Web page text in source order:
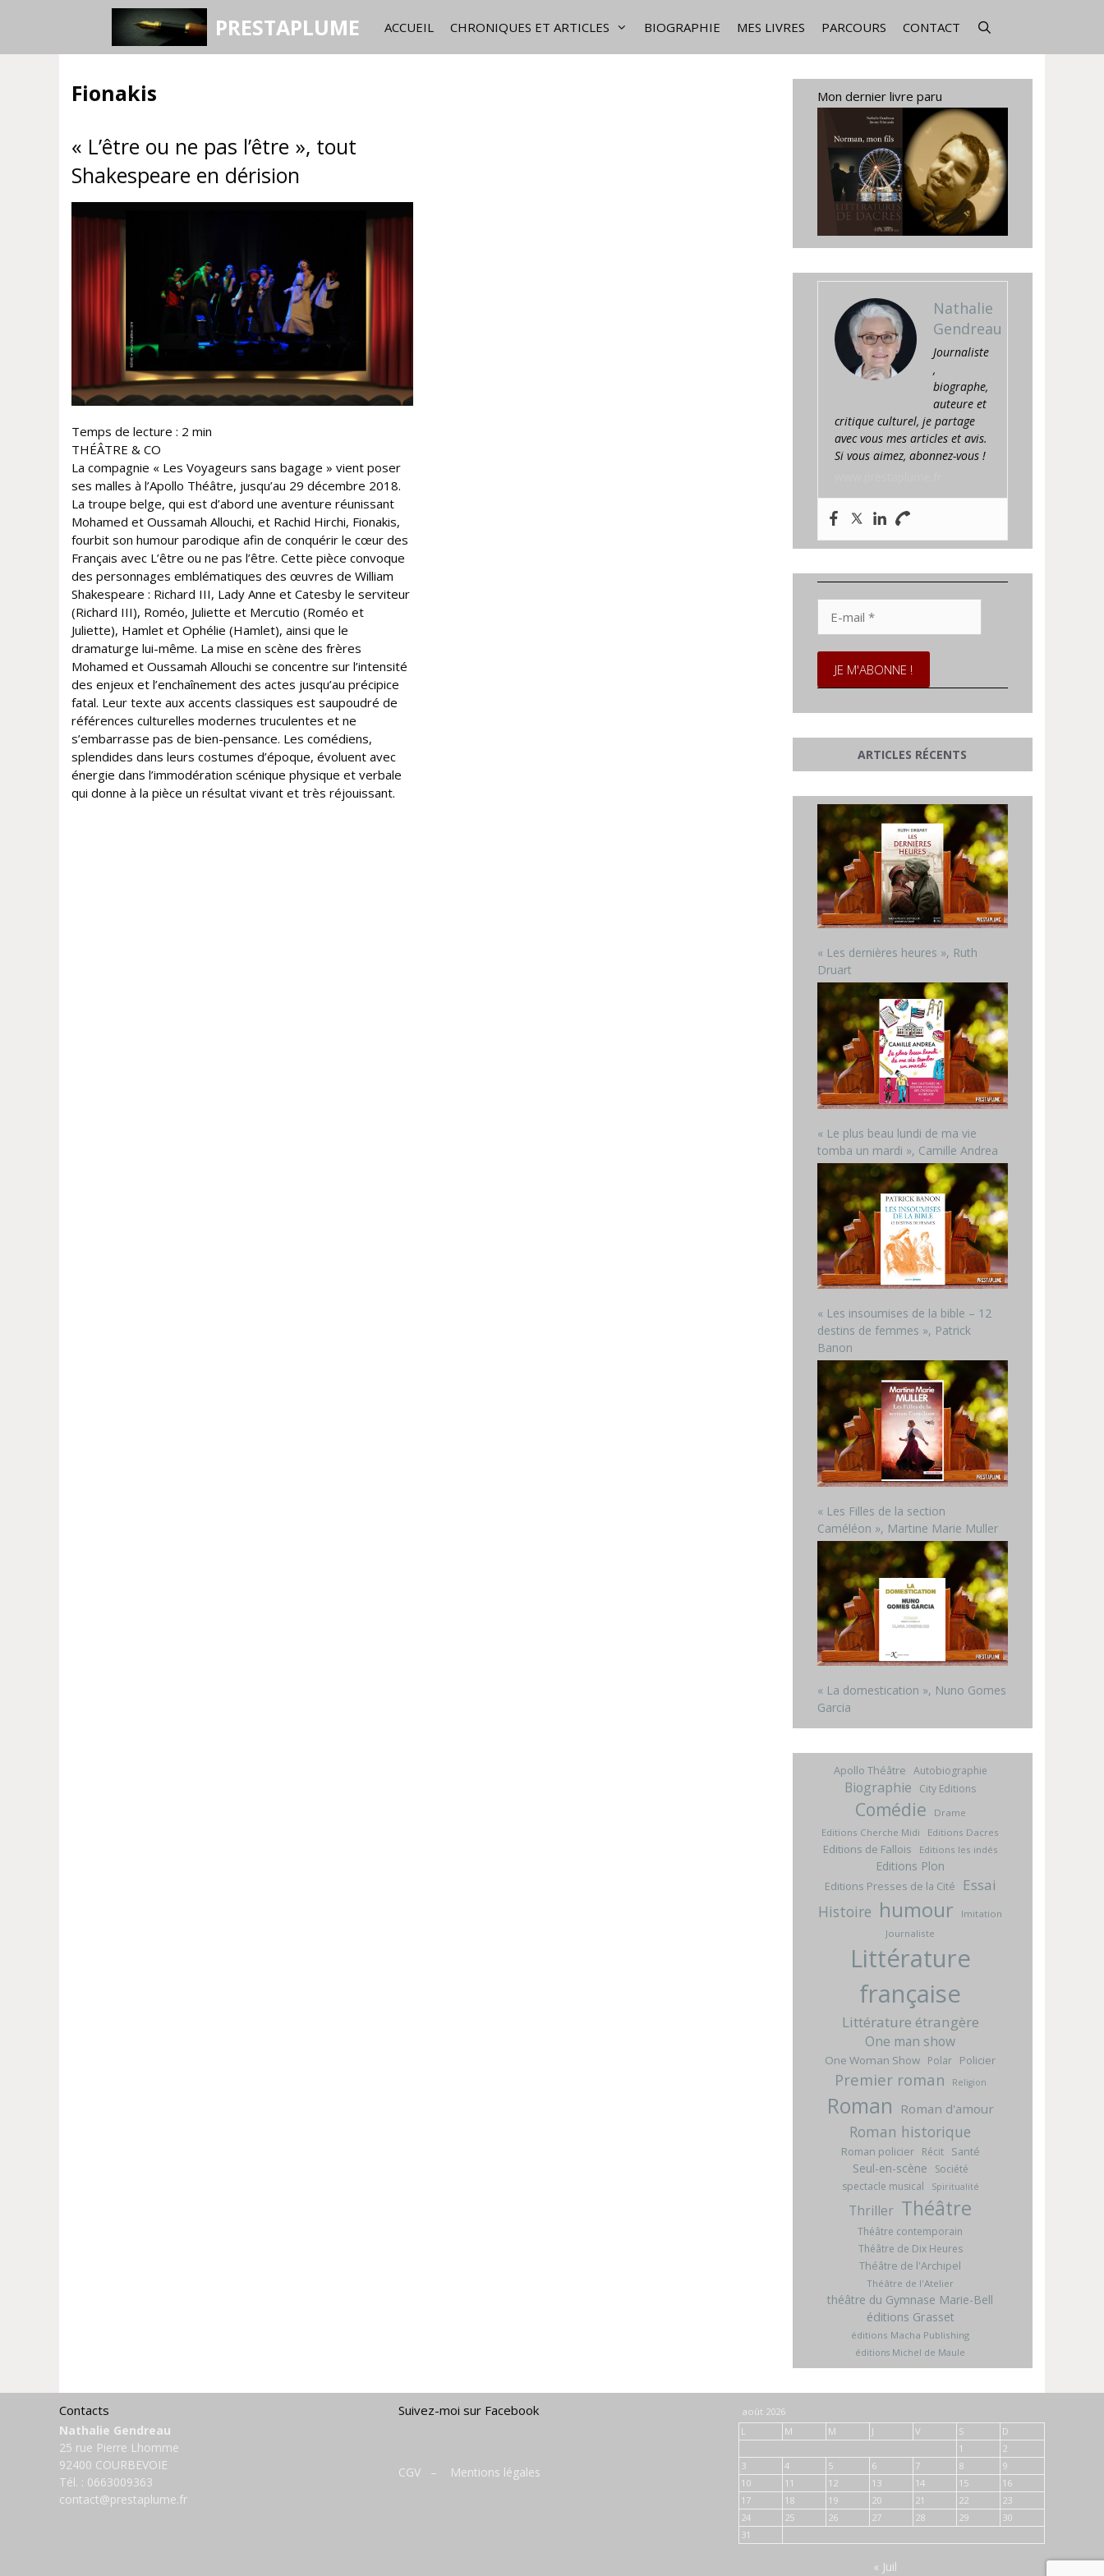
PRESTAPLUME ACCUEIL CHRONIQUES ET ARTICLES BIOGRAPHIE MES LIVRES PARCOURS CONTACT
Fionakis
« L’être ou ne pas l’être », tout
Shakespeare en dérision
Temps de lecture : 2 min
THÉÂTRE & CO
La compagnie « Les Voyageurs sans bagage » vient poser
ses malles à l’Apollo Théâtre, jusqu’au 29 décembre 2018.
La troupe belge, qui est d’abord une aventure réunissant
Mohamed et Oussamah Allouchi, et Rachid Hirchi, Fionakis,
fourbit son humour parodique afin de conquérir le cœur des
Français avec L’être ou ne pas l’être. Cette pièce convoque
des personnages emblématiques des œuvres de William
Shakespeare : Richard III, Lady Anne et Catesby le serviteur
(Richard III), Roméo, Juliette et Mercutio (Roméo et
Juliette), Hamlet et Ophélie (Hamlet), ainsi que le
dramaturge lui-même. La mise en scène des frères
Mohamed et Oussamah Allouchi se concentre sur l’intensité
des enjeux et l’enchaînement des actes jusqu’au précipice
fatal. Leur texte aux accents classiques est saupoudré de
références culturelles modernes truculentes et ne
s’embarrasse pas de bien-pensance. Les comédiens,
splendides dans leurs costumes d’époque, évoluent avec
énergie dans l’immodération scénique physique et verbale
qui donne à la pièce un résultat vivant et très réjouissant.
Mon dernier livre paru
Nathalie
Gendreau
Journaliste
,
biographe,
auteure et
critique culturel, je partage
avec vous mes articles et avis.
Si vous aimez, abonnez-vous !
mail
*
ARTICLES RÉCENTS
« Les dernières heures », Ruth
Druart
« Le plus beau lundi de ma vie
tomba un mardi », Camille Andrea
« Les insoumises de la bible – 12
destins de femmes », Patrick
Banon
« Les Filles de la section
Caméléon », Martine Marie Muller
« La domestication », Nuno Gomes
Garcia
Apollo Théâtre Autobiographie
Biographie City Editions
Comédie
Drame
Editions Cherche Midi
Editions Dacres
Editions de Fallois Editions les indés
Editions Plon
Editions Presses de la Cité Essai
Histoire humour
Imitation
Journaliste
Littérature
française
Littérature étrangère
One man show
One Woman Show Polar Policier
Premier roman Religion
Roman Roman d'amour
Roman historique
Roman policier Récit Santé
Seul-en-scène
Société
spectacle musical
Spiritualité
Thriller Théâtre
Théâtre contemporain
Théâtre de Dix Heures
Théâtre de l'Archipel
Théâtre de l'Atelier
théâtre du Gymnase Marie-Bell
éditions Grasset
éditions Macha Publishing
éditions Michel de Maule
Contacts
Nathalie Gendreau
25 rue Pierre Lhomme
92400 COURBEVOIE
Tél. : 0663009363
contact@prestaplume.fr
Suivez-moi sur Facebook
CGV – Mentions légales
août 2026
L
M M J V S
D
1
2
3
4 5 6 7 8
9
10
11 12 13 14 15
16
17
18 19 20 21 22
23
24
25 26 27 28 29
30
31
« Juil